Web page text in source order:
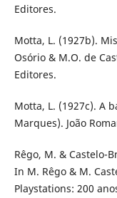
Editores.
Motta, L. (1927b).
Osório & M.O. de
Editores.
Motta, L. (1927c). A
Marques). João
Rêgo, M. & Castelo-
In M. Rêgo & M.
Playstations: 200